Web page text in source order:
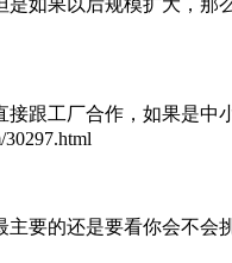
如果以后规模扩大，那
跟工厂合作，如果是中
要的还是要看你会不会挑